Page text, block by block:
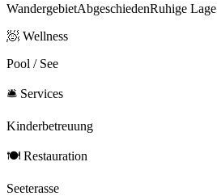
WandergebietAbgeschiedenRuhige Lage
🧖 Wellness
Pool / See
🛎 Services
Kinderbetreuung
🍽 Restauration
Seeterasse